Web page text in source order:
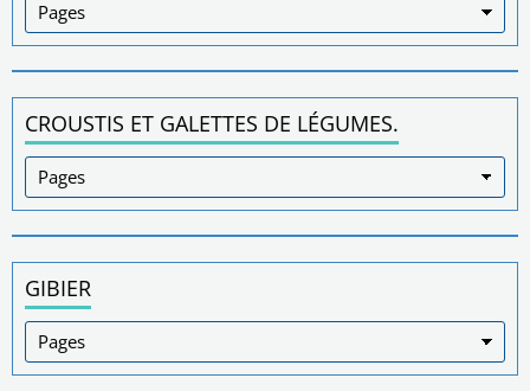
CROUSTIS ET GALETTES DE LÉGUMES.
GIBIER